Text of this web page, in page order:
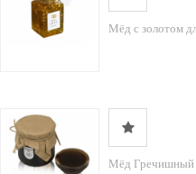
Мёд с золотом
Мёд Гречишный